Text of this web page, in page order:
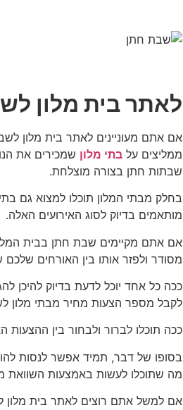
לאתר בית מלון
אם אתם מעוניינים לאתר בית מלון
ממליצים על בתי מלון שמכירים את
שבתות חתן בצורה מוצלחת.
בחלק מבתי המלון תוכלו למצוא גם
מותאמים בדיוק לסוג האירועים האלה.
אם אתם מקיימים שבת חתן בבית המלון,
מסודר ולפזר אותו בין האורחים שלכם
ככה כל אחד יוכל לדעת בדיוק להיכן
לקבל מספר הצעות מחיר מבתי מלון
ככה תוכלו לברור ולבחור בין ההצעות
בסופו של דבר, תמיד אפשר לנסות
מה שתוכלו לעשות באמצעות השוואת
אם למשל אתם רוצים לאתר בית